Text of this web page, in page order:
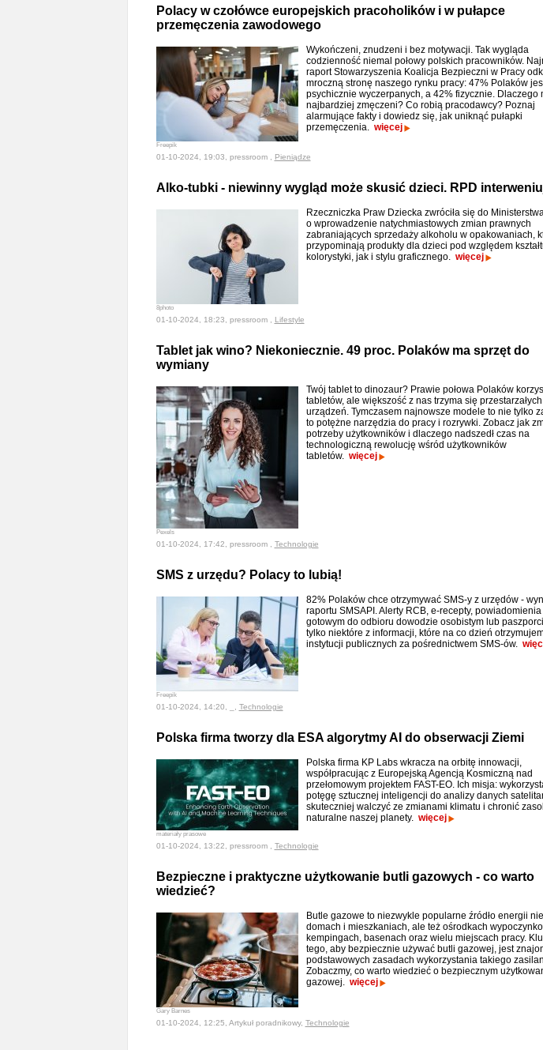
Polacy w czołówce europejskich pracoholików i w pułapce
przemęczenia zawodowego
Freepik
Wykończeni, znudzeni i bez motywacji. Tak wygląda
codzienność niemal połowy polskich pracowników.
raport Stowarzyszenia Koalicja Bezpieczni w Pracy
mroczną stronę naszego rynku pracy: 47% Polaków
psychicznie wyczerpanych, a 42% fizycznie. Dlaczego
najbardziej zmęczeni? Co robią pracodawcy? Poznaj
alarmujące fakty i dowiedz się, jak uniknąć pułapki
przemęczenia. więcej
01-10-2024, 19:03, pressroom , Pieniądze
Alko-tubki - niewinny wygląd może skusić dzieci. RPD
8photo
Rzeczniczka Praw Dziecka zwróciła się do
o wprowadzenie natychmiastowych zmian prawnych
zabraniających sprzedaży alkoholu w opakowaniach,
przypominają produkty dla dzieci pod względem
kolorystyki, jak i stylu graficznego. więcej
01-10-2024, 18:23, pressroom , Lifestyle
Tablet jak wino? Niekoniecznie. 49 proc. Polaków ma sprzęt do
wymiany
Pexels
Twój tablet to dinozaur? Prawie połowa Polaków
tabletów, ale większość z nas trzyma się przestarzałych
urządzeń. Tymczasem najnowsze modele to nie tylko
to potężne narzędzia do pracy i rozrywki. Zobacz jak
potrzeby użytkowników i dlaczego nadszedł czas na
technologiczną rewolucję wśród użytkowników
tabletów. więcej
01-10-2024, 17:42, pressroom , Technologie
SMS z urzędu? Polacy to lubią!
Freepik
82% Polaków chce otrzymywać SMS-y z urzędów -
raportu SMSAPI. Alerty RCB, e-recepty, powiadomienia
gotowym do odbioru dowodzie osobistym lub
tylko niektóre z informacji, które na co dzień
instytucji publicznych za pośrednictwem SMS-ów.
01-10-2024, 14:20, _, Technologie
Polska firma tworzy dla ESA algorytmy AI do obserwacji Ziemi
materiały prasowe
Polska firma KP Labs wkracza na orbitę innowacji,
współpracując z Europejską Agencją Kosmiczną nad
przełomowym projektem FAST-EO. Ich misja:
potęgę sztucznej inteligencji do analizy danych
skuteczniej walczyć ze zmianami klimatu i chronić
naturalne naszej planety. więcej
01-10-2024, 13:22, pressroom , Technologie
Bezpieczne i praktyczne użytkowanie butli gazowych - co warto
wiedzieć?
Gary Barnes
Butle gazowe to niezwykle popularne źródło energii
domach i mieszkaniach, ale też ośrodkach
kempingach, basenach oraz wielu miejscach pracy.
tego, aby bezpiecznie używać butli gazowej, jest
podstawowych zasadach wykorzystania takiego
Zobaczmy, co warto wiedzieć o bezpiecznym
gazowej. więcej
01-10-2024, 12:25, Artykuł poradnikowy, Technologie